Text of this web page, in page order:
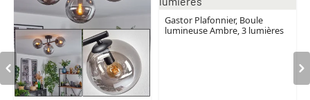
Gastor Plafonnier, Boule
lumineuse Ambre, 3 lumières